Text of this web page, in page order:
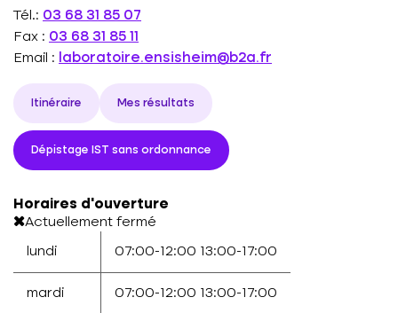
Tél.: 03 68 31 85 07
Fax : 03 68 31 85 11
Email :
laboratoire.ensisheim@b2a.fr
Itinéraire Mes résultats
Dépistage IST sans ordonnance
Horaires d'ouverture
Actuellement fermé
lundi 07:00-12:00 13:00-17:00
mardi 07:00-12:00 13:00-17:00